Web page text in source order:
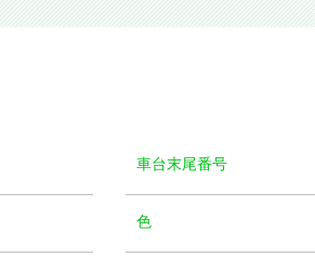
車台末尾番号
⾊